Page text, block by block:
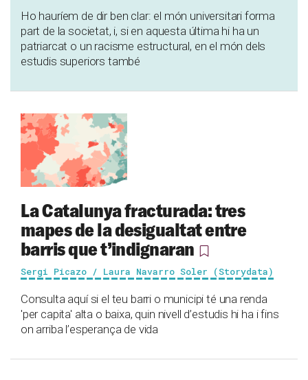
Ho hauríem de dir ben clar: el món universitari forma
part de la societat, i, si en aquesta última hi ha un
patriarcat o un racisme estructural, en el món dels
estudis superiors també
La Catalunya fracturada: tres
mapes de la desigualtat entre
barris que t’indignaran
Sergi Picazo / Laura Navarro Soler (Storydata)
Consulta aquí si el teu barri o municipi té una renda
'per capita' alta o baixa, quin nivell d’estudis hi ha i fins
on arriba l’esperança de vida